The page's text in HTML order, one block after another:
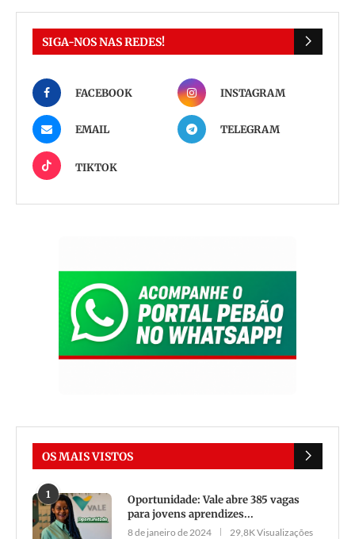
SIGA-NOS NAS REDES!
FACEBOOK INSTAGRAM
EMAIL TELEGRAM
TIKTOK
OS MAIS VISTOS
1
Oportunidade: Vale abre 385 vagas
para jovens aprendizes...
8 de janeiro de 2024 29,8K Visualizações